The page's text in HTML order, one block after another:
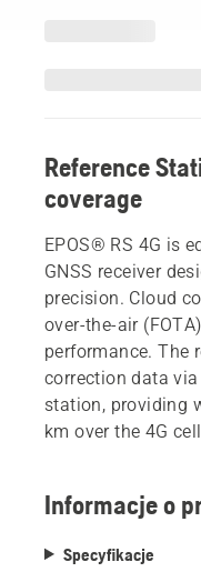
Reference
coverage
EPOS® RS 4G is
GNSS receiver
precision. Cloud
over-the-air
performance. The
correction data
station, providing
km over the 4G
Informacje o
Specyfikacje